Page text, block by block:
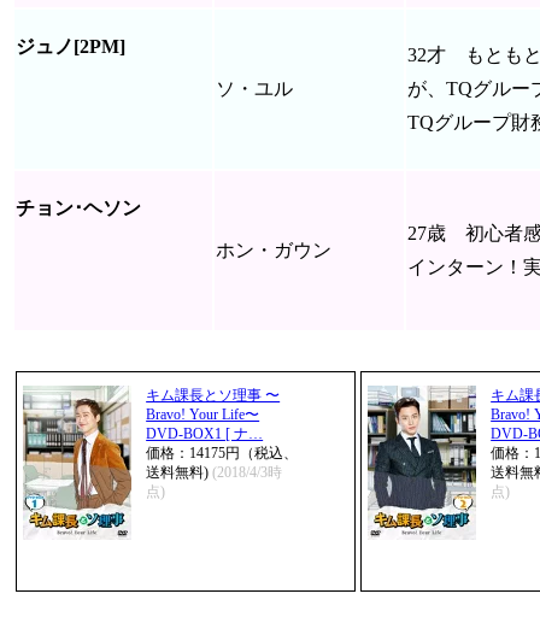
ジュノ[2PM]
ソ・ユル
32才 もとも
が、TQグルー
TQグループ財
チョン･ヘソン
ホン・ガウン
27歳 初心者
インターン！
キム課長とソ理事 〜
Bravo! Your Life〜
DVD-BOX1 [ ナ…
価格：14175円（税込、
送料無料)(2018/4/3時
点)
キム課
Bravo!
DVD-
価格：
送料無
点)